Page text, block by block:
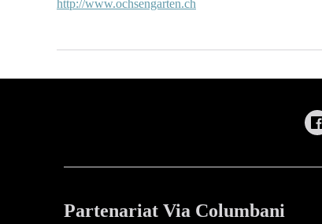
http://www.ochsengarten.ch
Partenariat Via Columbani